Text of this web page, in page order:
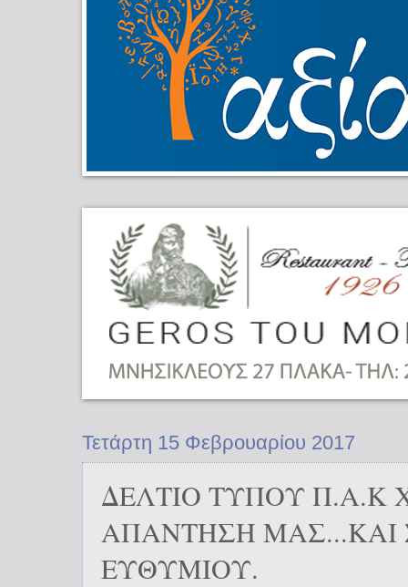
Τετάρτη 15 Φεβρουαρίου 2017
ΔΕΛΤΙΟ ΤΥΠΟΥ Π.Α.Κ
ΑΠΑΝΤΗΣΗ ΜΑΣ...ΚΑΙ
ΕΥΘΥΜΙΟΥ.